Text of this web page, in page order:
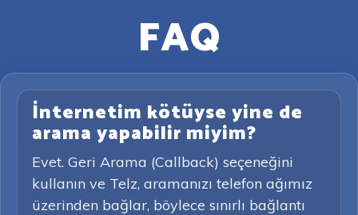
FAQ
İnternetim kötüyse yine de
arama yapabilir miyim?
Evet. Geri Arama (Callback) seçeneğini
kullanın ve Telz, aramanızı telefon ağımız
üzerinden bağlar, böylece sınırlı bağlantı